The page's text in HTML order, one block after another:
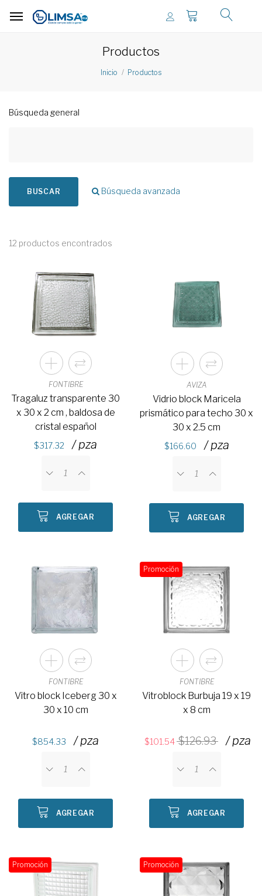
Productos
Inicio Productos
Búsqueda general
BUSCAR Búsqueda avanzada
12 productos encontrados
FONTIBRE
Tragaluz transparente 30
x 30 x 2 cm , baldosa de
cristal español
317.32 / pza
AGREGAR
AVIZA
Vidrio block Maricela
prismático para techo 30 x
30 x 2.5 cm
166.60 / pza
AGREGAR
FONTIBRE
Vitro block Iceberg 30 x
30 x 10 cm
854.33 / pza
AGREGAR
Promoción
FONTIBRE
Vitroblock Burbuja 19 x 19
x 8 cm
101.54 126.93 / pza
AGREGAR
Promoción Promoción